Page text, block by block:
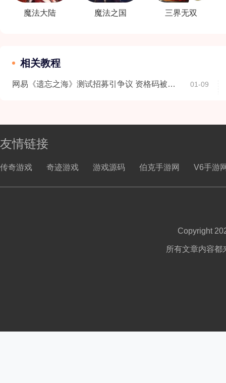
魔法大陆 魔法之国 三界无双
相关教程
网易《遗忘之海》测试招募引争议 资格码被炒至1200元 01-09
友情链接
传奇游戏 奇迹游戏 游戏源码 伯克手游网 V6手游
Copyright
所有文章内容都